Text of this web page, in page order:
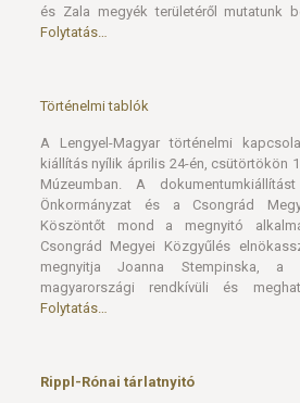
és Zala megyék területéről mutatunk
Folytatás…
Történelmi tablók
A Lengyel-Magyar történelmi
kiállítás nyílik április 24-én, csütörtökön
Múzeumban. A
Önkormányzat és a Csongrád
Köszöntőt mond a megnyitó
Csongrád Megyei Közgyűlés
megnyitja Joanna Stempinska, a
magyarországi rendkívüli és
Folytatás…
Rippl-Rónai tárlatnyitó